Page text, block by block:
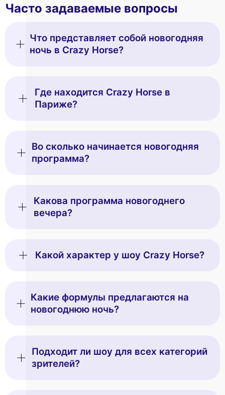
Часто задаваемые вопросы
Что представляет собой новогодняя
ночь в Crazy Horse?
Где находится Crazy Horse в
Париже?
Во сколько начинается новогодняя
программа?
Какова программа новогоднего
вечера?
Какой характер у шоу Crazy Horse?
Какие формулы предлагаются на
новогоднюю ночь?
Подходит ли шоу для всех категорий
зрителей?